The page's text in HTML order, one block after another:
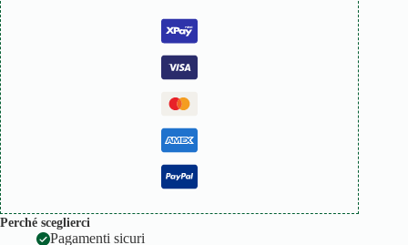
Perché sceglierci
Pagamenti sicuri